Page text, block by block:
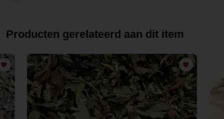
Producten gerelateerd aan dit item